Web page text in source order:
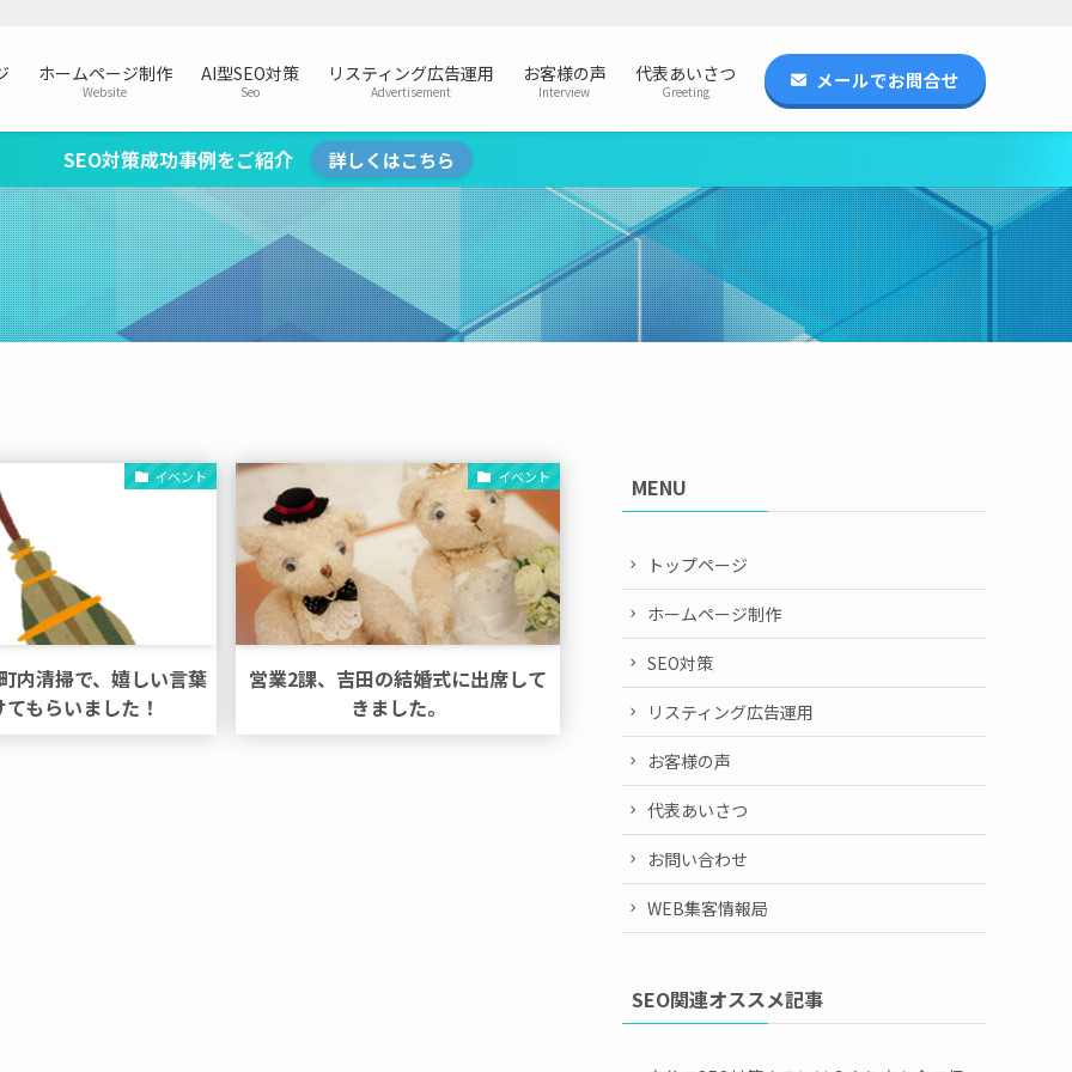
ホームページ制作
Website
AI型SEO対策
Seo
リスティング広告運用
Advertisement
お客様の声
Interview
代表あいさつ
Greeting メールでお問合せ
SEO対策成功事例をご紹介 詳しくはこちら
イベント
内清掃で、嬉しい言葉
もらいました！
イベント
営業2課、吉田の結婚式に出席して
きました。
MENU
トップページ
ホームページ制作
SEO対策
リスティング広告運用
お客様の声
代表あいさつ
お問い合わせ
WEB集客情報局
SEO関連オススメ記事